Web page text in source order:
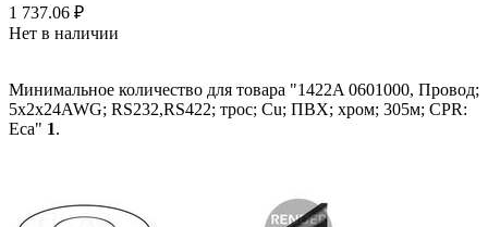
1 737.06 ₽
Нет в наличии
Минимальное количество для товара "1422A 0601000, Провод;
5x2x24AWG; RS232,RS422; трос; Cu; ПВХ; хром; 305м; CPR:
Eca" 1.